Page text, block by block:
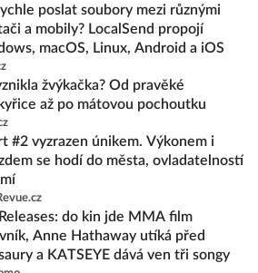
poslat soubory mezi různými
a mobily? LocalSend propojí
macOS, Linux, Android a iOS
žvýkačka? Od pravěké
až po mátovou pochoutku
#2 vyzrazen únikem. Výkonem i
se hodí do města, ovladatelností
do kin jde MMA film
Anne Hathaway utíká před
a KATSEYE dává ven tři songy